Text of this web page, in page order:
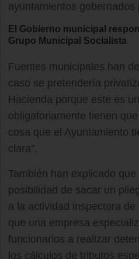
ayuntamientos gobernados
El Gobierno municipal
Grupo Municipal Socialista
Fuentes municipales han
caso se pretendería
Hacienda porque este es un
obligatoriamente tienen
cosa que el Ayuntamiento
clara".
También han explicado
posibilidad de sacar un
a la actividad inspectora
que una empresa
funcionarios a realizar
los cálculos de tributos